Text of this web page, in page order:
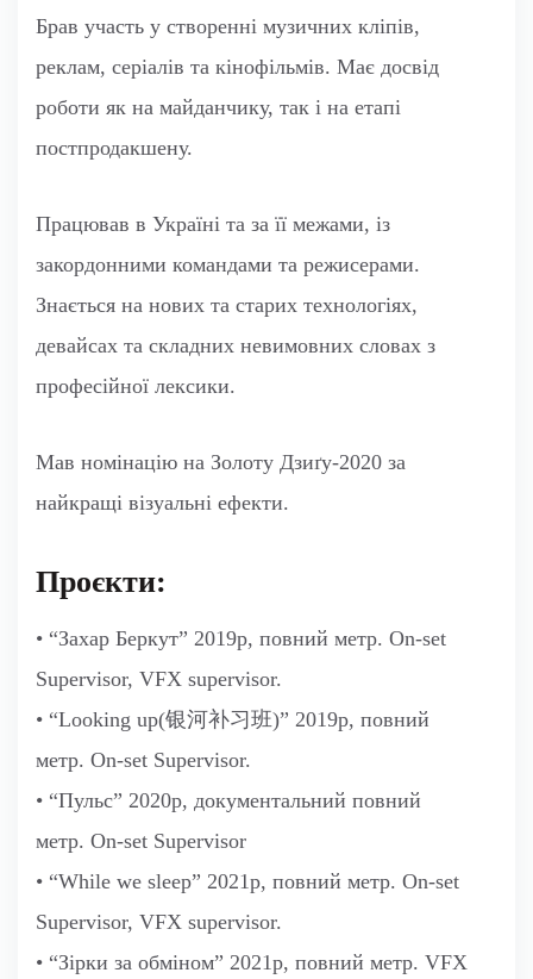
Брав участь у створенні музичних кліпів,
реклам, серіалів та кінофільмів. Має досвід
роботи як на майданчику, так і на етапі
постпродакшену.
Працював в Україні та за її межами, із
закордонними командами та режисерами.
Знається на нових та старих технологіях,
девайсах та складних невимовних словах з
професійної лексики.
Мав номінацію на Золоту Дзиґу-2020 за
найкращі візуальні ефекти.
Проєкти:
• “Захар Беркут” 2019р, повний метр. On-set
Supervisor, VFX supervisor.
• “Looking up(银河补习班)” 2019р, повний
метр. On-set Supervisor.
• “Пульс” 2020р, документальний повний
метр. On-set Supervisor
• “While we sleep” 2021р, повний метр. On-set
Supervisor, VFX supervisor.
• “Зірки за обміном” 2021р, повний метр. VFX